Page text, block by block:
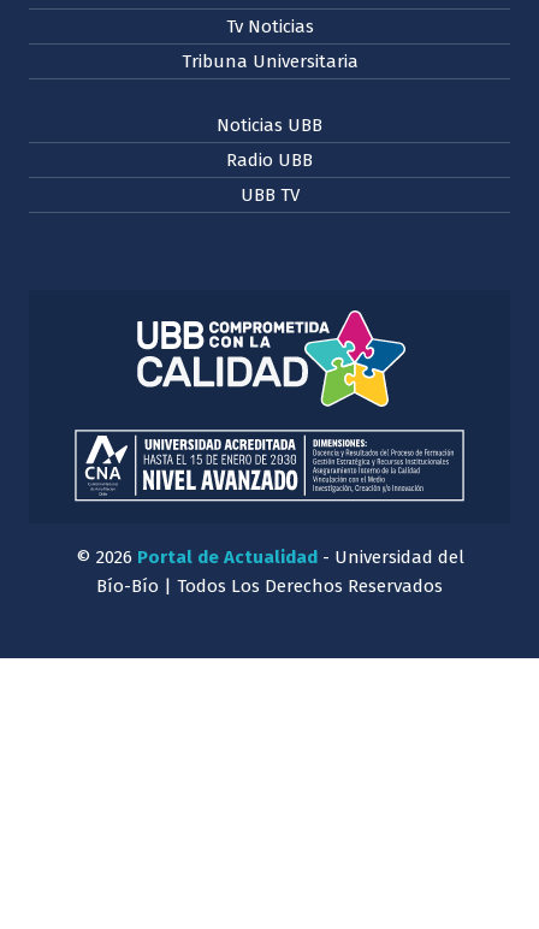
Tv Noticias
Tribuna Universitaria
Noticias UBB
Radio UBB
UBB TV
© 2026 Portal de Actualidad- Universidad del
Bío-Bío | Todos Los Derechos Reservados